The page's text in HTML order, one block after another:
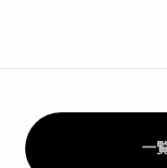
一